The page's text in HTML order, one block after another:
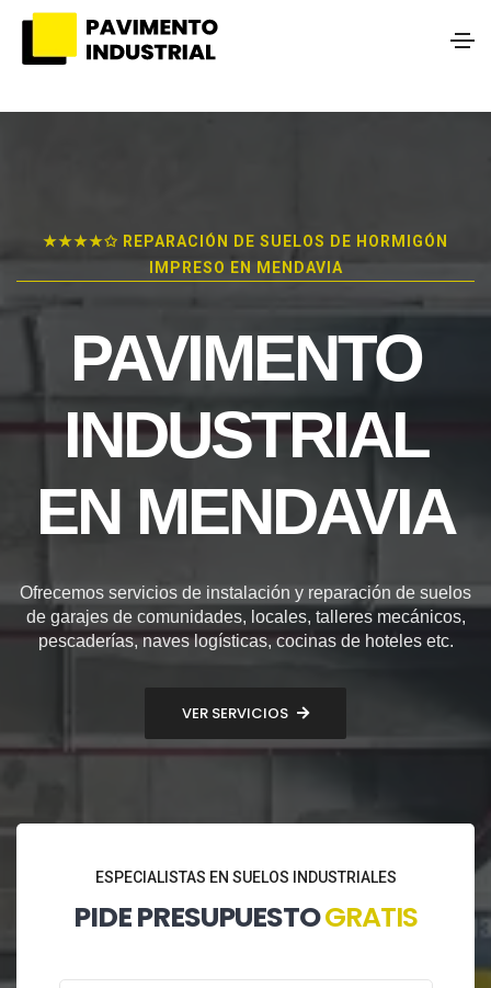
★★★★✩ REPARACIÓN DE SUELOS DE HORMIGÓN
IMPRESO EN MENDAVIA
PAVIMENTO
INDUSTRIAL
EN MENDAVIA
Ofrecemos servicios de instalación y reparación de suelos
de garajes de comunidades, locales, talleres mecánicos,
pescaderías, naves logísticas, cocinas de hoteles etc.
VER SERVICIOS
ESPECIALISTAS EN SUELOS INDUSTRIALES
PIDE PRESUPUESTOGRATIS